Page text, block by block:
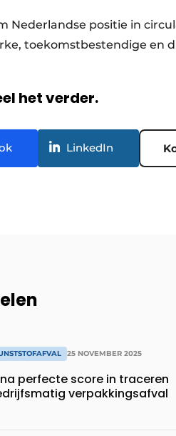
Nederlandse positie in
toekomstbestendige en
het verder.
LinkedIn
25 NOVEMBER 2025
perfecte score in traceren
verpakkingsafval